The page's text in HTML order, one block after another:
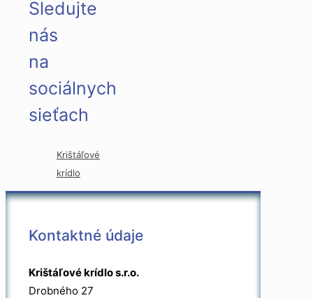
Sledujte
nás
na
sociálnych
sieťach
Krištáľové
krídlo
Kontaktné údaje
Krištáľové krídlo s.r.o.
Drobného 27